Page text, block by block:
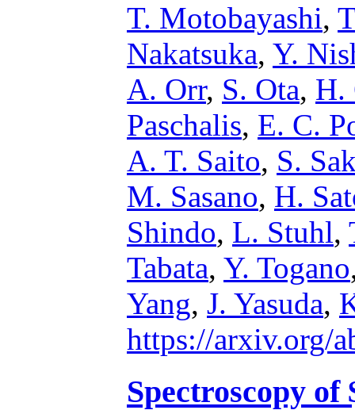
T. Motobayashi,
Nakatsuka, Y.
A. Orr, S. Ota, H.
Paschalis, E. C.
A. T. Saito, S.
M. Sasano, H.
Shindo, L. Stuhl,
Tabata, Y. Togano
Yang, J. Yasuda,
https://arxiv.org/
Spectroscopy